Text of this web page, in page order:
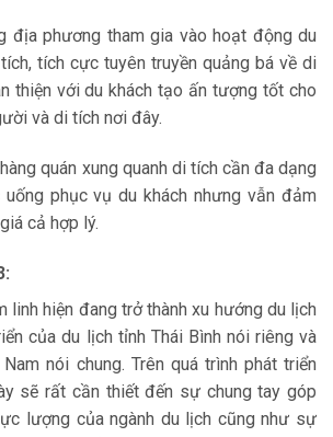
địa phương tham gia vào hoạt động du
tích cực tuyên truyền quảng bá về di
thiện với du khách tạo ấn tượng tốt cho
và di tích nơi đây.
quán xung quanh di tích cần đa dạng
phục vụ du khách nhưng vẫn đảm
cả hợp lý.
linh hiện đang trở thành xu hướng du lịch
của du lịch tỉnh Thái Bình nói riêng và
nói chung. Trên quá trình phát triển
sẽ rất cần thiết đến sự chung tay góp
lượng của ngành du lịch cũng như sự